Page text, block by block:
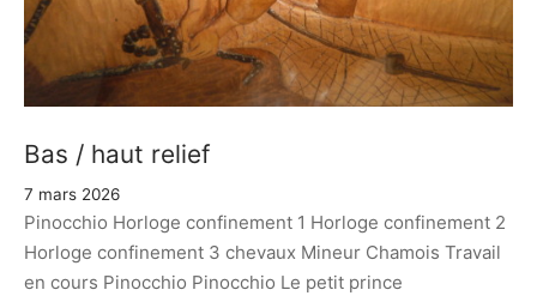
Bas / haut relief
7 mars 2026
Pinocchio Horloge confinement 1 Horloge confinement 2
Horloge confinement 3 chevaux Mineur Chamois Travail
en cours Pinocchio Pinocchio Le petit prince